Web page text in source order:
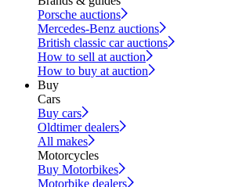
Porsche auctions
Mercedes-Benz auctions
British classic car auctions
How to sell at auction
How to buy at auction
Buy
Cars
Buy cars
Oldtimer dealers
All makes
Motorcycles
Buy Motorbikes
Motorbike dealers